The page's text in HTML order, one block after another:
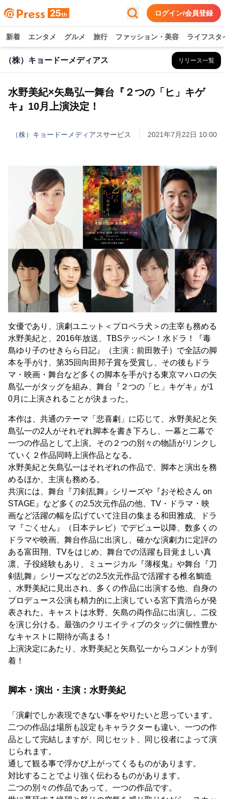
ログイン/会員登録
新着 エンタメ グルメ 旅行 ファッション・美容 ライフスタ
（株）キョードーメディアス リリース一覧
水野美紀×矢島弘一舞台『２つの「ヒ」キゲ
キ』10月上演決定！
（株）キョードーメディアスサービス 2021年7月22日 10:00
女優であり、演劇ユニット＜プロペラ犬＞の主宰も務める
水野美紀と、2016年放送、TBSテッペン！水ドラ！『毒
島ゆり子のせきらら日記』（主演：前田敦子）で全話の脚
本を手がけ、第35回向田邦子賞を受賞し、その後もドラ
マ・映画・舞台など多くの脚本を手がける東京マハロの矢
島弘一がタッグを組み、舞台『２つの「ヒ」キゲキ』が1
0月に上演されることが決まった。
本作は、共通のテーマ「悲喜劇」に応じて、水野美紀と矢
島弘一の2人がそれぞれ脚本を書き下ろし、一幕と二幕で
一つの作品として上演。その２つの別々の物語がリンクし
ていく２作品同時上演作品となる。
水野美紀と矢島弘一はそれぞれの作品で、脚本と演出を務
めるほか、主演も務める。
共演には、舞台『刀剣乱舞』シリーズや『おそ松さん on
STAGE』など多くの2.5次元作品の他、TV・ドラマ・映
画など活躍の幅を広げていて注目の集まる和田雅成、ドラ
マ『ごくせん』（日本テレビ）でデビュー以降、数多くの
ドラマや映画、舞台作品に出演し、確かな演劇力に定評の
ある富田翔、TVをはじめ、舞台での活躍も目覚ましい真
凛、子役経験もあり、ミュージカル『薄桜鬼』や舞台『刀
剣乱舞』シリーズなどの2.5次元作品で活躍する椎名鯛造
、水野美紀に見出され、多くの作品に出演する他、自身の
プロデュース公演も精力的に上演している宮下貴浩らが発
表された。キャストは水野、矢島の両作品に出演し、二役
を演じ分ける。最強のクリエイティブのタッグに個性豊か
なキャストに期待が高まる！
上演決定にあたり、水野美紀と矢島弘一からコメントが到
着！
脚本・演出・主演：水野美紀
「演劇でしか表現できない事をやりたいと思っています。
二つの作品は場所も設定もキャラクターも違い、一つの作
品として完結しますが、同じセット、同じ役者によって演
じられます。
通して観る事で浮かび上がってくるものがあります。
対比することでより強く伝わるものがあります。
二つの別々の作品であって、一つの作品です。